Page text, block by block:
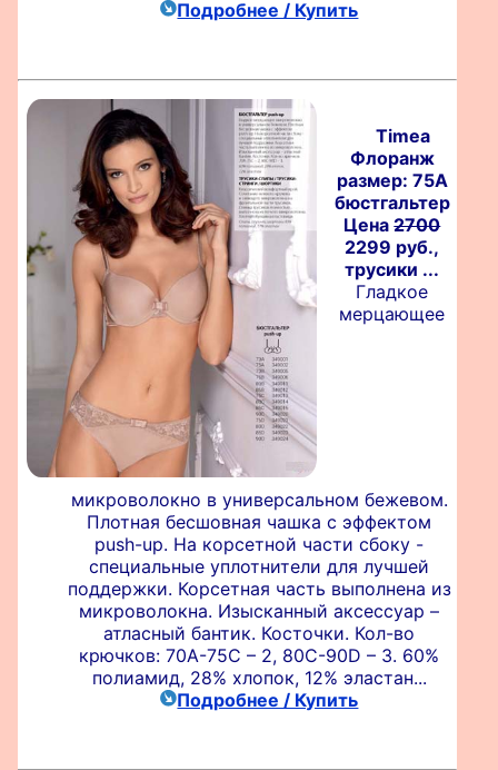
Подробнее / Купить
Timea
Флоранж
размер: 75A
бюстгальтер
Цена2700
2299 руб.,
трусики ...
Гладкое
мерцающее
микроволокно в универсальном бежевом.
Плотная бесшовная чашка с эффектом
push-up. На корсетной части сбоку -
специальные уплотнители для лучшей
поддержки. Корсетная часть выполнена из
микроволокна. Изысканный аксессуар –
атласный бантик. Косточки. Кол-во
крючков: 70A-75C – 2, 80C-90D – 3. 60%
полиамид, 28% хлопок, 12% эластан...
Подробнее / Купить